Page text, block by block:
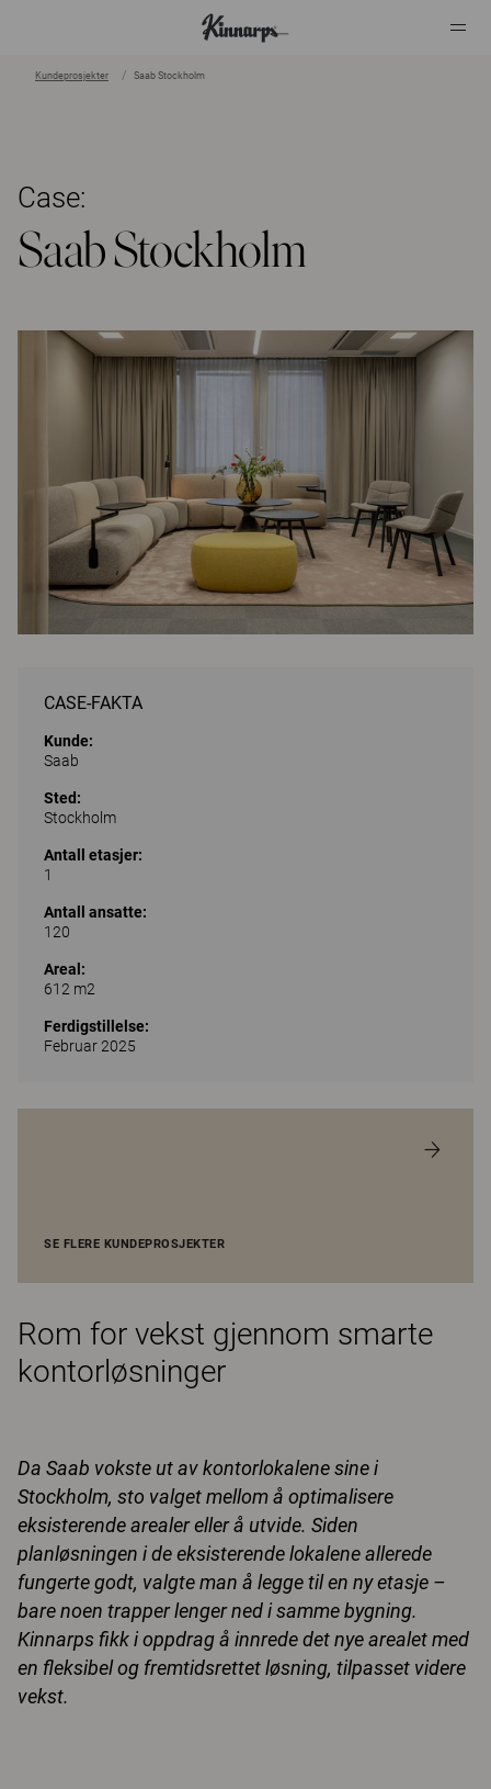
Kundeprosjekter Saab Stockholm
Case:
Saab Stockholm
CASE-FAKTA
Kunde:
Saab
Sted:
Stockholm
Antall etasjer:
1
Antall ansatte:
120
Areal:
612 m2
Ferdigstillelse:
Februar 2025
SE FLERE KUNDEPROSJEKTER
Rom for vekst gjennom smarte
kontorløsninger
Da Saab vokste ut av kontorlokalene sine i
Stockholm, sto valget mellom å optimalisere
eksisterende arealer eller å utvide. Siden
planløsningen i de eksisterende lokalene allerede
fungerte godt, valgte man å legge til en ny etasje –
bare noen trapper lenger ned i samme bygning.
Kinnarps fikk i oppdrag å innrede det nye arealet med
en fleksibel og fremtidsrettet løsning, tilpasset videre
vekst.